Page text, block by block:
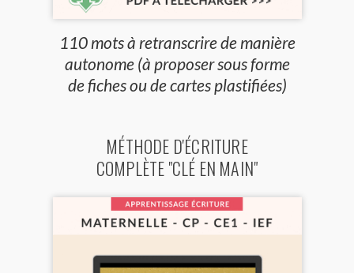
110 mots à retranscrire de manière
autonome (à proposer sous forme
de fiches ou de cartes plastifiées)
MÉTHODE D'ÉCRITURE
COMPLÈTE "CLÉ EN MAIN"